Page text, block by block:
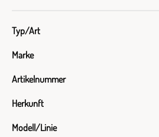
Typ/Art
Marke
Artikelnummer
Herkunft
Modell/Linie